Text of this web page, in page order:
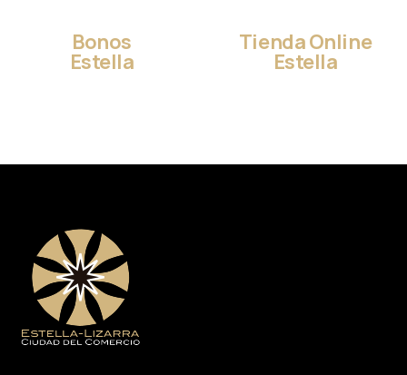
Bonos
Estella
Tienda Online
Estella